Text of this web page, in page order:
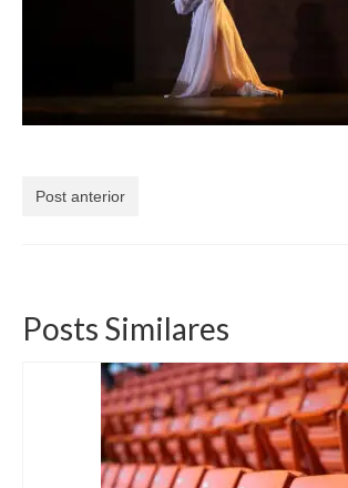
Post anterior
Posts Similares